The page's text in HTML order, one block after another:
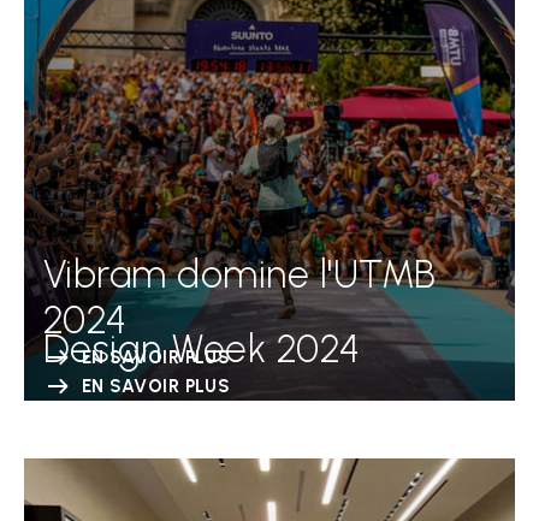
Vibram domine l'UTMB
2024
EN SAVOIR PLUS
Design Week 2024
EN SAVOIR PLUS